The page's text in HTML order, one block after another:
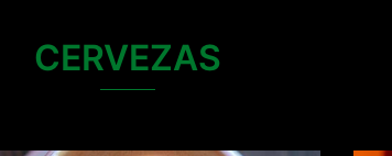
CERVEZAS